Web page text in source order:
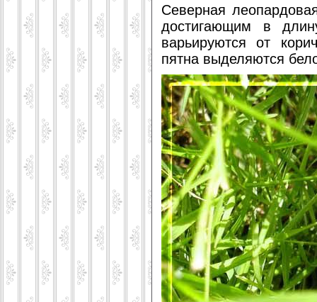
Северная
достигающим в
варьируются от
пятна выделяются